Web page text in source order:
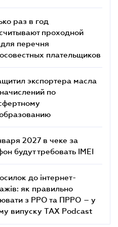
раз в год
проходной
перечня
плательщиков
экспортера масла
по
2027 в чеке за
будут требовать IMEI
до інтернет-
як правильно
з РРО та ПРРО – у
випуску TAX Podcast